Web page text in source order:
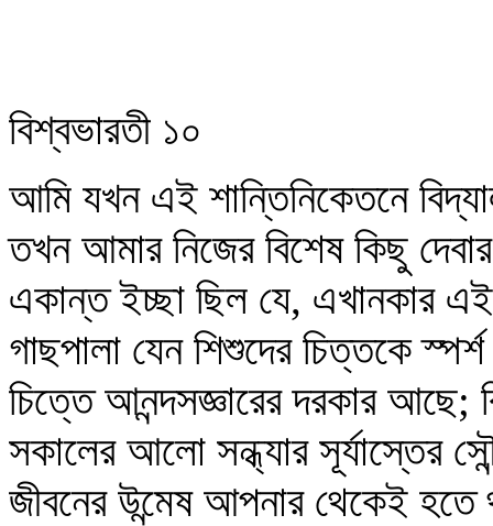
বিশ্বভারতী ১০
আমি যখন এই শান্তিনিকেতনে
তখন আমার নিজের বিশেষ কিছু
একান্ত ইচ্ছা ছিল যে, এখানকার
গাছপালা যেন শিশুদের চিত্তকে
চিত্তে আনন্দসজ্ঞারের দরকার আছে;
সকালের আলো সন্ধ্যার সূর্যাস্তের
জীবনের উন্মেষ আপনার থেকেই